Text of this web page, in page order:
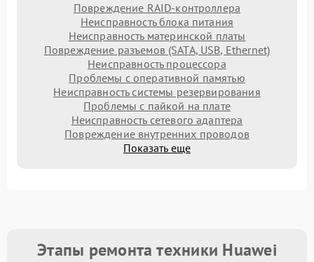
Повреждение RAID-контроллера
Неисправность блока питания
Неисправность материнской платы
Повреждение разъемов (SATA, USB, Ethernet)
Неисправность процессора
Проблемы с оперативной памятью
Неисправность системы резервирования
Проблемы с пайкой на плате
Неисправность сетевого адаптера
Повреждение внутренних проводов
Показать еще
Этапы ремонта техники Huawei